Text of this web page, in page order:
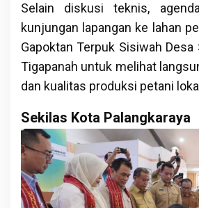
Selain diskusi teknis,
kunjungan lapangan ke lahan
Gapoktan Terpuk Sisiwah Desa
Tigapanah untuk melihat
dan kualitas produksi petani
Sekilas Kota Palangkaraya